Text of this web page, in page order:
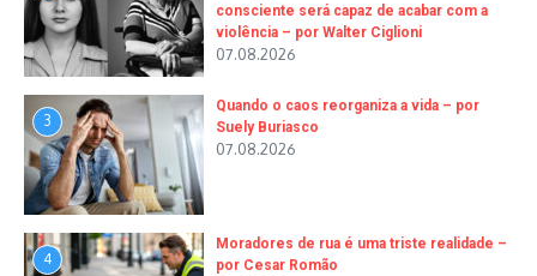
consciente será capaz de acabar com a
violência – por Walter Ciglioni
07.08.2026
3
Quando o caos reorganiza a vida – por
Suely Buriasco
07.08.2026
4
Moradores de rua é uma triste realidade –
por Cesar Romão